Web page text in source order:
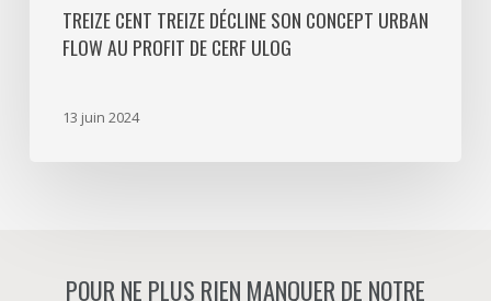
TREIZE CENT TREIZE DÉCLINE SON CONCEPT URBAN
FLOW AU PROFIT DE CERF ULOG
13 juin 2024
POUR NE PLUS RIEN MANQUER DE NOTRE